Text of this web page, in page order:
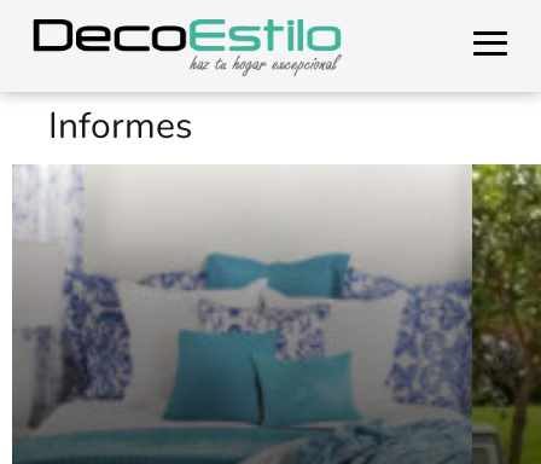
Informes